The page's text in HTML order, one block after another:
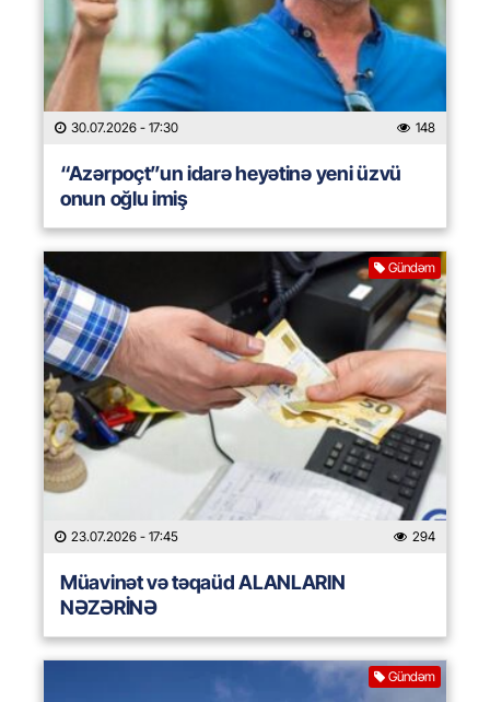
30.07.2026 - 17:30 148
“Azərpoçt”un idarə heyətinə yeni üzvü
onun oğlu imiş
Gündəm
23.07.2026 - 17:45 294
Müavinət və təqaüd ALANLARIN
NƏZƏRİNƏ
Gündəm